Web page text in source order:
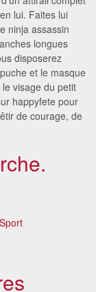
lui. Faites lui
ninja assassin
longues
disposerez
et le masque
visage du petit
happyfete pour
de courage, de
Sport